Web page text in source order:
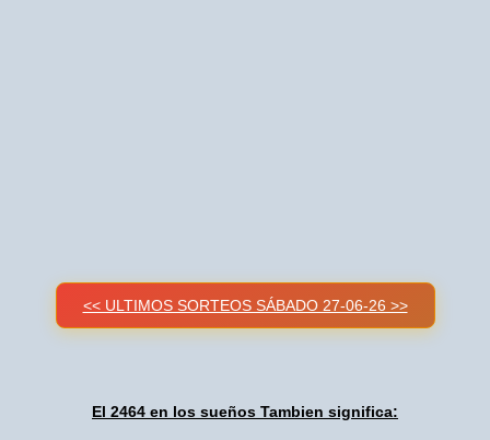
<< ULTIMOS SORTEOS SÁBADO 27-06-26 >>
El 2464 en los sueños Tambien significa: